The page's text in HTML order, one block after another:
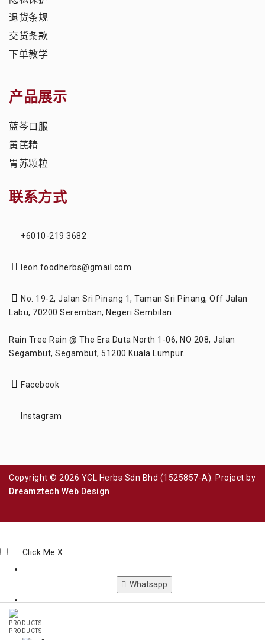
退货条规
交货条款
下单教学
产品展示
蓝芩口服
黄芪精
胃苏颗粒
联系方式
+6010-219 3682
leon.foodherbs@gmail.com
No. 19-2, Jalan Sri Pinang 1, Taman Sri Pinang, Off Jalan
Labu, 70200 Seremban, Negeri Sembilan.
Rain Tree Rain @ The Era Duta North 1-06, NO 208, Jalan
Segambut, Segambut, 51200 Kuala Lumpur.
Facebook
Instagram
Copyright © 2026 YCL Herbs Sdn Bhd (1525857-A). Project by
Dreamztech Web Design
PRODUCTS
Click Me X
Whatsapp